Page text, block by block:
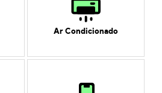
Ar Condicionado